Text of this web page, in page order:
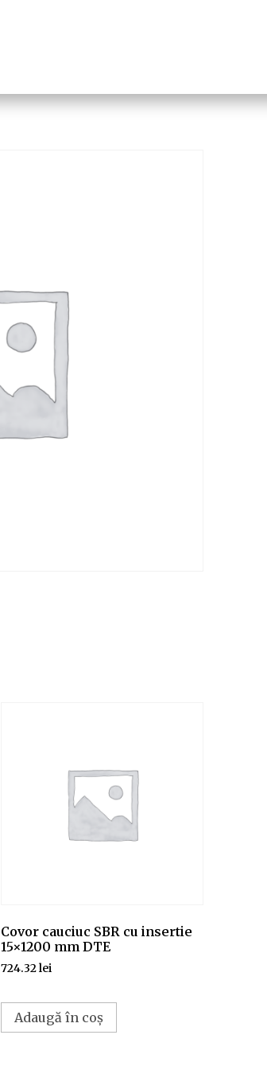
Covor cauciuc SBR cu insertie
15×1200 mm DTE
724.32lei
Adaugă în coș